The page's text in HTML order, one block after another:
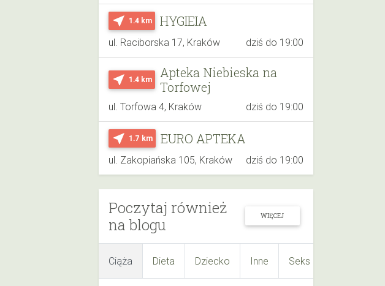
near_me 1.4 km HYGIEIA
ul. Raciborska 17, Kraków dziś do 19:00
near_me 1.4 km
Apteka Niebieska na
Torfowej
ul. Torfowa 4, Kraków dziś do 19:00
near_me 1.7 km EURO APTEKA
ul. Zakopiańska 105, Kraków dziś do 19:00
Poczytaj również
na blogu
WIĘCEJ
Ciąża Dieta Dziecko Inne Seks